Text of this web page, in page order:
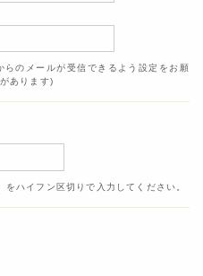
のメールが受信できるよう設定をお願
あります)
ハイフン区切りで入力してください。